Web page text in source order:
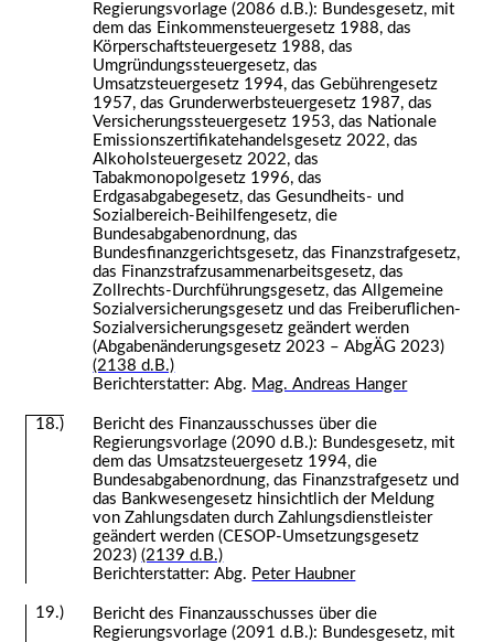
Regierungsvorlage (2086 d.B.): Bundesgesetz, mit
dem das Einkommensteuergesetz 1988, das
Körperschaftsteuergesetz 1988, das
Umgründungssteuergesetz, das
Umsatzsteuergesetz 1994, das Gebührengesetz
1957, das Grunderwerbsteuergesetz 1987, das
Versicherungssteuergesetz 1953, das Nationale
Emissionszertifikatehandelsgesetz 2022, das
Alkoholsteuergesetz 2022, das
Tabakmonopolgesetz 1996, das
Erdgasabgabegesetz, das Gesundheits- und
Sozialbereich-Beihilfengesetz, die
Bundesabgabenordnung, das
Bundesfinanzgerichtsgesetz, das Finanzstrafgesetz,
das Finanzstrafzusammenarbeitsgesetz, das
Zollrechts-Durchführungsgesetz, das Allgemeine
Sozialversicherungsgesetz und das Freiberuflichen-
Sozialversicherungsgesetz geändert werden
(Abgabenänderungsgesetz 2023 – AbgÄG 2023)
(2138 d.B.)
Berichterstatter: Abg. Mag. Andreas Hanger
18.)
Bericht des Finanzausschusses über die
Regierungsvorlage (2090 d.B.): Bundesgesetz, mit
dem das Umsatzsteuergesetz 1994, die
Bundesabgabenordnung, das Finanzstrafgesetz und
das Bankwesengesetz hinsichtlich der Meldung
von Zahlungsdaten durch Zahlungsdienstleister
geändert werden (CESOP-Umsetzungsgesetz
2023)(2139 d.B.)
Berichterstatter: Abg. Peter Haubner
19.)
Bericht des Finanzausschusses über die
Regierungsvorlage (2091 d.B.): Bundesgesetz, mit